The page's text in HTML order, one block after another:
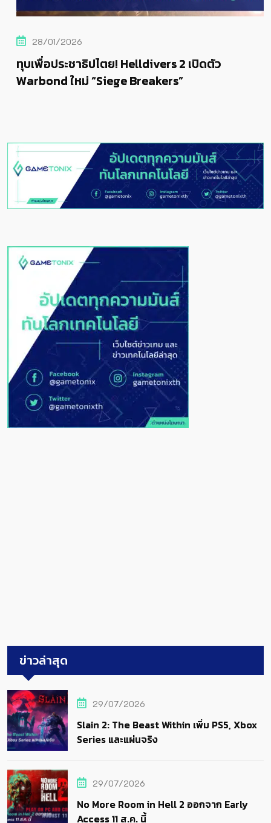
28/01/2026
ทุบเพื่อประชาธิปไตย! Helldivers 2 เปิดตัว
Warbond ใหม่ “Siege Breakers”
ข่าวล่าสุด
29/07/2026
Slain 2: The Beast Within เพิ่ม PS5, Xbox
Series และแผ่นจริง
29/07/2026
No More Room in Hell 2 ออกจาก Early
Access 11 ส.ค. นี้